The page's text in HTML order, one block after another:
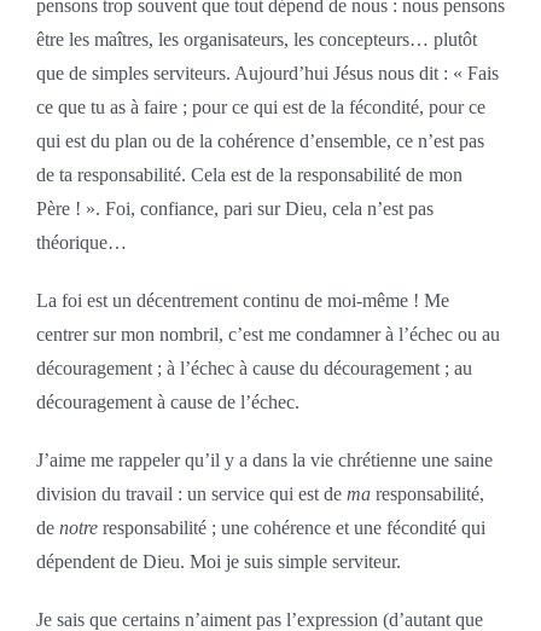
pensons trop souvent que tout dépend de nous : nous pensons
être les maîtres, les organisateurs, les concepteurs… plutôt
que de simples serviteurs. Aujourd’hui Jésus nous dit : « Fais
ce que tu as à faire ; pour ce qui est de la fécondité, pour ce
qui est du plan ou de la cohérence d’ensemble, ce n’est pas
de ta responsabilité. Cela est de la responsabilité de mon
Père ! ». Foi, confiance, pari sur Dieu, cela n’est pas
théorique…
La foi est un décentrement continu de moi-même ! Me
centrer sur mon nombril, c’est me condamner à l’échec ou au
découragement ; à l’échec à cause du découragement ; au
découragement à cause de l’échec.
J’aime me rappeler qu’il y a dans la vie chrétienne une saine
division du travail : un service qui est de maresponsabilité,
de notreresponsabilité ; une cohérence et une fécondité qui
dépendent de Dieu. Moi je suis simple serviteur.
Je sais que certains n’aiment pas l’expression (d’autant que